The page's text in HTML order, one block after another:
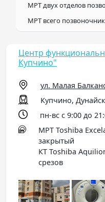
МРТ двух отделов
МРТ всего
Центр
Купчино"
ул. Малая
Купчино,
пн-вс с 9:00 до
МРТ Toshiba
закрытый
КТ Toshiba
срезов